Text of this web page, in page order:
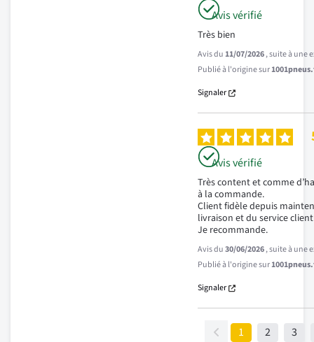
Avis vérifié
Très bien
Avis du11/07/2026, suite à une
Publié à l'origine sur
Signaler
Avis vérifié
Très content et comme
à la commande.
Client fidèle depuis
livraison et du service
Je recommande.
Avis du30/06/2026, suite à une
Publié à l'origine sur
Signaler
1 2 3